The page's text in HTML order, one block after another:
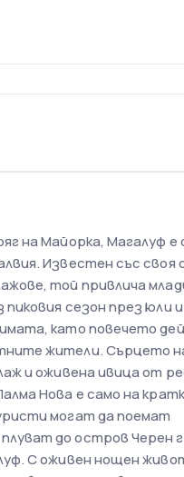
на Майорка, Магалуф е
Известен със своя
той привлича
сезон през юли
като повечето
жители. Сърцето
и оживена ивица от
Нова е само на
могат да поемат
до остров Черен
С оживен нощен